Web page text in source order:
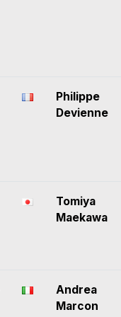
Philippe
Devienne
Tomiya
Maekawa
Andrea
Marcon